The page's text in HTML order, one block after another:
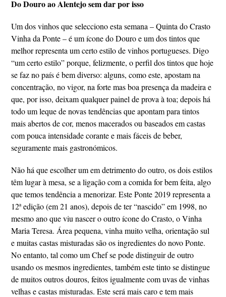
Do Douro ao Alentejo sem dar por isso
Um dos vinhos que selecciono esta semana – Quinta do Crasto
Vinha da Ponte – é um ícone do Douro e um dos tintos que
melhor representa um certo estilo de vinhos portugueses. Digo
“um certo estilo” porque, felizmente, o perfil dos tintos que hoje
se faz no país é bem diverso: alguns, como este, apostam na
concentração, no vigor, na forte mas boa presença da madeira e
que, por isso, deixam qualquer painel de prova à toa; depois há
todo um leque de novas tendências que apontam para tintos
mais abertos de cor, menos macerados ou baseados em castas
com pouca intensidade corante e mais fáceis de beber,
seguramente mais gastronómicos.
Não há que escolher um em detrimento do outro, os dois estilos
têm lugar à mesa, se a ligação com a comida for bem feita, algo
que temos tendência a menorizar. Este Ponte 2019 representa a
12ª edição (em 21 anos), depois de ter “nascido” em 1998, no
mesmo ano que viu nascer o outro ícone do Crasto, o Vinha
Maria Teresa. Área pequena, vinha muito velha, orientação sul
e muitas castas misturadas são os ingredientes do novo Ponte.
No entanto, tal como um Chef se pode distinguir de outro
usando os mesmos ingredientes, também este tinto se distingue
de muitos outros douros, feitos igualmente com uvas de vinhas
velhas e castas misturadas. Este será mais caro e tem mais